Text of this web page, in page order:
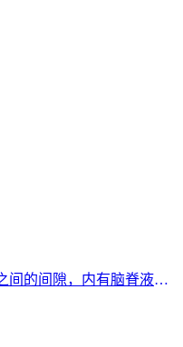
蛛网膜下腔是蛛网膜与软膜之间的间隙，内有脑脊液。蛛网膜下腔出血指蛛网膜下腔有血，最常见的是动脉瘤破裂出血，蛛网